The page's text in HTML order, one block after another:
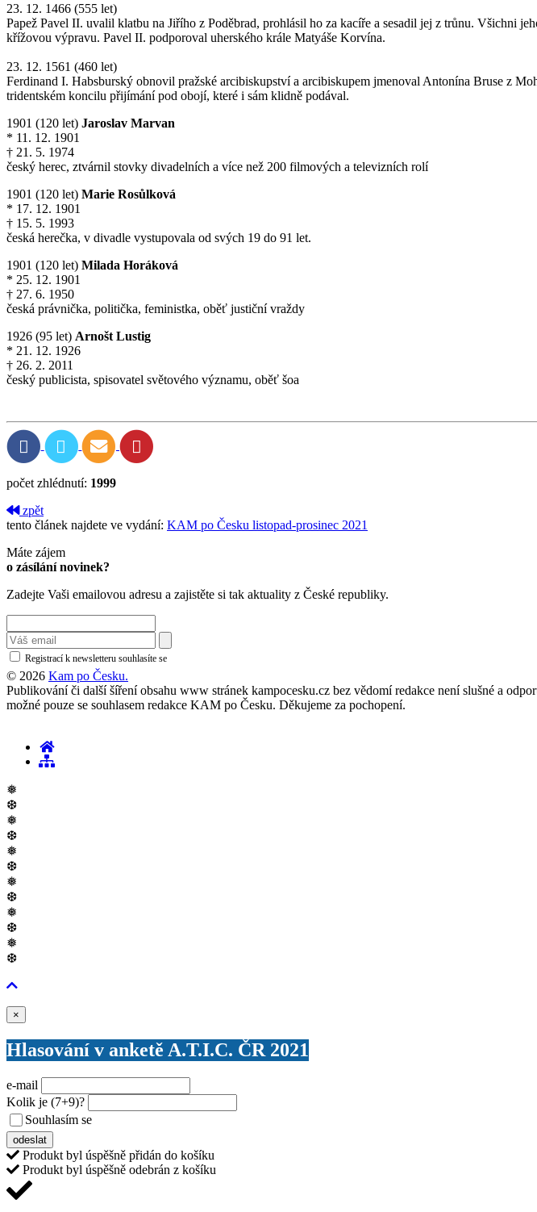
23. 12. 1466 (555 let)
Papež Pavel II. uvalil klatbu na Jiřího z Poděbrad, prohlásil ho za kacíře a sesadil jej z trůnu. Všichni
křížovou výpravu. Pavel II. podporoval uherského krále Matyáše Korvína.
23. 12. 1561 (460 let)
Ferdinand I. Habsburský obnovil pražské arcibiskupství a arcibiskupem jmenoval Antonína Bruse z
tridentském koncilu přijímání pod obojí, které i sám klidně podával.
1901 (120 let) Jaroslav Marvan
* 11. 12. 1901
† 21. 5. 1974
český herec, ztvárnil stovky divadelních a více než 200 filmových a televizních rolí
1901 (120 let) Marie Rosůlková
* 17. 12. 1901
† 15. 5. 1993
česká herečka, v divadle vystupovala od svých 19 do 91 let.
1901 (120 let) Milada Horáková
* 25. 12. 1901
† 27. 6. 1950
česká právnička, politička, feministka, oběť justiční vraždy
1926 (95 let) Arnošt Lustig
* 21. 12. 1926
† 26. 2. 2011
český publicista, spisovatel světového významu, oběť šoa
počet zhlédnutí: 1999
zpět
tento článek najdete ve vydání: KAM po Česku listopad-prosinec 2021
Máte zájem
o zásílání novinek?
Zadejte Vaši emailovou adresu a zajistěte si tak aktuality z České republiky.
Registrací k newsletteru souhlasíte se
© 2026 Kam po Česku.
Publikování či další šíření obsahu www stránek kampocesku.cz bez vědomí redakce není slušné a
možné pouze se souhlasem redakce KAM po Česku. Děkujeme za pochopení.
❅
❆
❅
❆
❅
❆
❅
❆
❅
❆
❅
❆
×
Hlasování v anketě A.T.I.C. ČR 2021
e-mail
Kolik je (7+9)?
Souhlasím se
odeslat
Produkt byl úspěšně přidán do košíku
Produkt byl úspěšně odebrán z košíku